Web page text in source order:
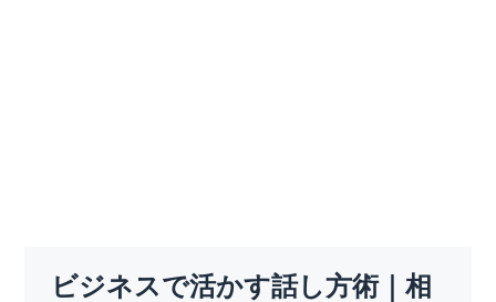
ビジネスで活かす話し方術｜相